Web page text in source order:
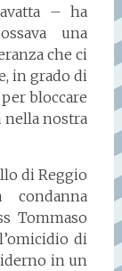
– ha
una
che ci
in grado di
bloccare
nella nostra
di Reggio
condanna
Tommaso
di
in un